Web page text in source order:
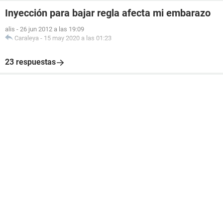
Inyección para bajar regla afecta mi embarazo
alis - 26 jun 2012 a las 19:09
Caraleya - 15 may 2020 a las 01:23
23 respuestas